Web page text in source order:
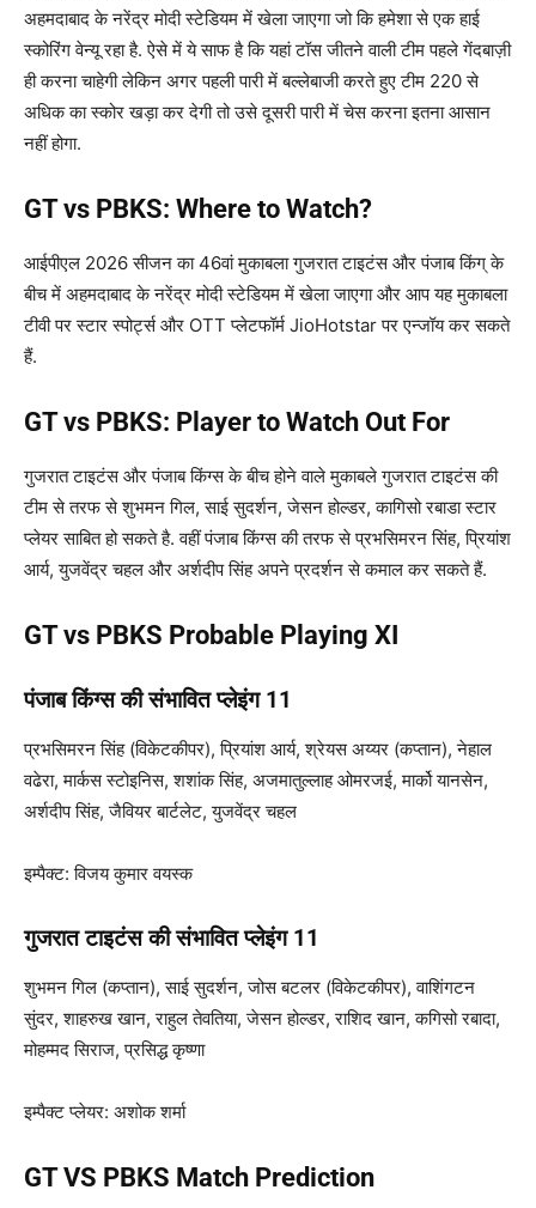
अहमदाबाद के नरेंद्र मोदी स्टेडियम में खेला जाएगा जो कि हमेशा से एक हाई
स्कोरिंग वेन्यू रहा है. ऐसे में ये साफ है कि यहां टॉस जीतने वाली टीम पहले गेंदबाज़ी
ही करना चाहेगी लेकिन अगर पहली पारी में बल्लेबाजी करते हुए टीम 220 से
अधिक का स्कोर खड़ा कर देगी तो उसे दूसरी पारी में चेस करना इतना आसान
नहीं होगा.
GT vs PBKS: Where to Watch?
आईपीएल 2026 सीजन का 46वां मुकाबला गुजरात टाइटंस और पंजाब किंग् के
बीच में अहमदाबाद के नरेंद्र मोदी स्टेडियम में खेला जाएगा और आप यह मुकाबला
टीवी पर स्टार स्पोर्ट्स और OTT प्लेटफॉर्म JioHotstar पर एन्जॉय कर सकते
हैं.
GT vs PBKS: Player to Watch Out For
गुजरात टाइटंस और पंजाब किंग्स के बीच होने वाले मुकाबले गुजरात टाइटंस की
टीम से तरफ से शुभमन गिल, साई सुदर्शन, जेसन होल्डर, कागिसो रबाडा स्टार
प्लेयर साबित हो सकते है. वहीं पंजाब किंग्स की तरफ से प्रभसिमरन सिंह, प्रियांश
आर्य, युजवेंद्र चहल और अर्शदीप सिंह अपने प्रदर्शन से कमाल कर सकते हैं.
GT vs PBKS Probable Playing XI
पंजाब किंग्स की संभावित प्लेइंग 11
प्रभसिमरन सिंह (विकेटकीपर), प्रियांश आर्य, श्रेयस अय्यर (कप्तान), नेहाल
वढेरा, मार्कस स्टोइनिस, शशांक सिंह, अजमातुल्लाह ओमरजई, मार्को यानसेन,
अर्शदीप सिंह, जैवियर बार्टलेट, युजवेंद्र चहल
इम्पैक्ट: विजय कुमार वयस्क
गुजरात टाइटंस की संभावित प्लेइंग 11
शुभमन गिल (कप्तान), साई सुदर्शन, जोस बटलर (विकेटकीपर), वाशिंगटन
सुंदर, शाहरुख खान, राहुल तेवतिया, जेसन होल्डर, राशिद खान, कगिसो रबादा,
मोहम्मद सिराज, प्रसिद्ध कृष्णा
इम्पैक्ट प्लेयर: अशोक शर्मा
GT VS PBKS Match Prediction